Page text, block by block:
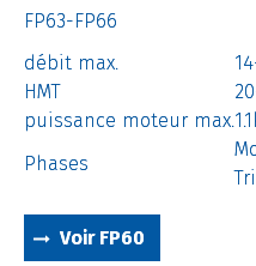
FP63-FP66
débit max.
HMT
puissance moteur max.
Phases
Voir FP60